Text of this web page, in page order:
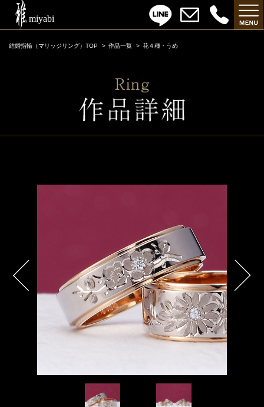
結婚指輪（マリッジリング）TOP 作品一覧 花４種・うめ